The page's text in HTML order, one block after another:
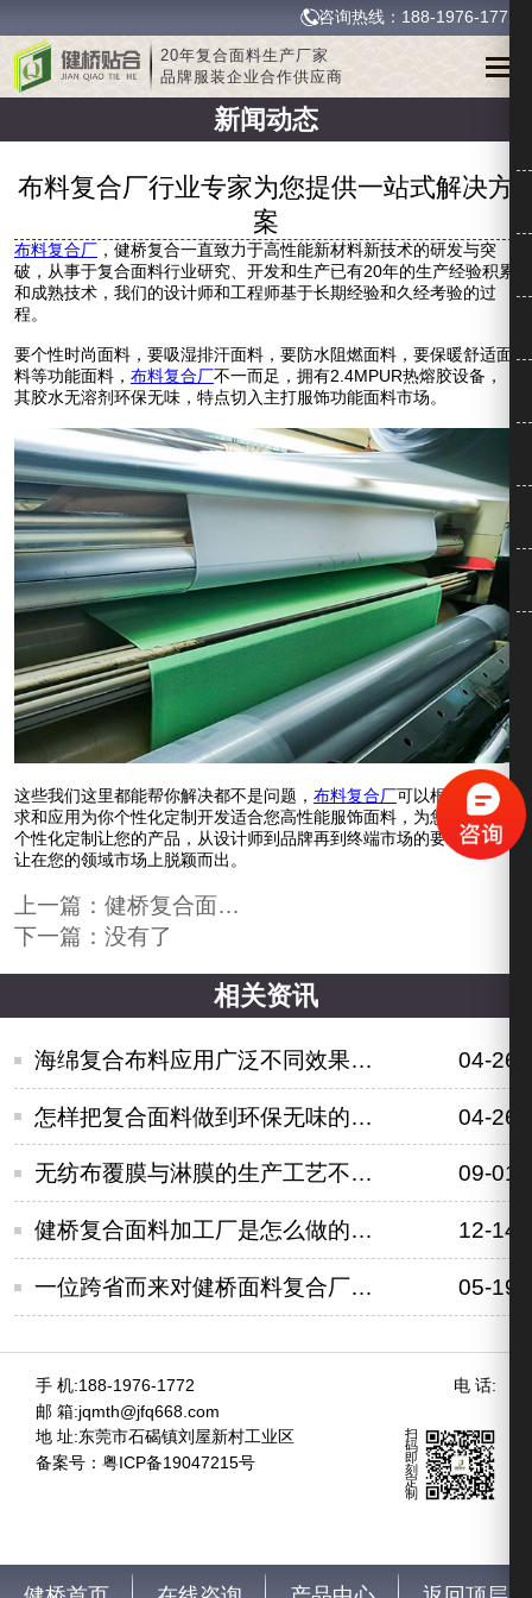
咨询热线：188-1976-1772
20年复合面料生产厂家
品牌服装企业合作供应商
新闻动态
布料复合厂行业专家为您提供一站式解决方
案
布料复合厂，健桥复合一直致力于高性能新材料新技术的研发与突
破，从事于复合面料行业研究、开发和生产已有20年的生产经验积累
和成熟技术，我们的设计师和工程师基于长期经验和久经考验的过
程。
要个性时尚面料，要吸湿排汗面料，要防水阻燃面料，要保暖舒适面
料等功能面料， 布料复合厂不一而足，拥有2.4MPUR热熔胶设备，
其胶水无溶剂环保无味，特点切入主打服饰功能面料市场。
这些我们这里都能帮你解决都不是问题， 布料复合厂可以根据您的需
求和应用为你个性化定制开发适合您高性能服饰面料，为您一对一个
个性化定制让您的产品，从设计师到品牌再到终端市场的要求，保证
让在您的领域市场上脱颖而出。
上一篇： 健桥复合面料加工厂是怎么做的才能得到消费者的信任?
下一篇：没有了
相关资讯
海绵复合布料应用广泛不同效果可按需定制 04-26
怎样把复合面料做到环保无味的呢？ 04-26
无纺布覆膜与淋膜的生产工艺不同有什么效果 09-01
健桥复合面料加工厂是怎么做的才能得到消费者的信任? 12-14
一位跨省而来对健桥面料复合厂家称赞的客户 05-19
手 机:188-1976-1772
电 话:
邮 箱:jqmth@jfq668.com
地 址:东莞市石碣镇刘屋新村工业区
备案号： 粤ICP备19047215号
扫
码
即
刻
定
制